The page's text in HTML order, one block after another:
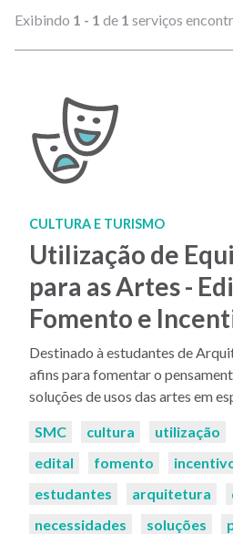
Exibindo 1 - 1 de 1 serviços
CULTURA E TURISMO
Utilização de
para as Artes -
Fomento e
Destinado à estudantes de
afins para fomentar o
soluções de usos das artes em
Palavras-
SMC cultura utilização
edital
fomento
estudantes
arquitetura
necessidades
soluções